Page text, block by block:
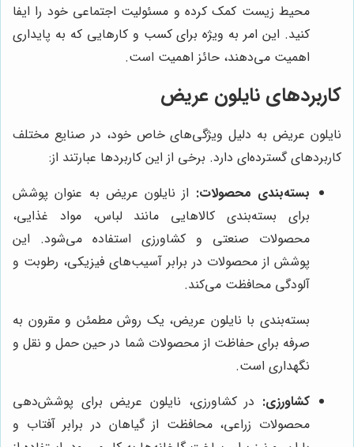
محیط زیست کمک کرده و مسئولیت اجتماعی خود را ایفا
کنید. این امر به ویژه برای کسب و کارهایی که به پایداری
اهمیت می‌دهند، حائز اهمیت است.
کاربردهای نایلون عریض
نایلون عریض به دلیل ویژگی‌های خاص خود، در صنایع مختلف
کاربردهای گسترده‌ای دارد. برخی از این کاربردها عبارتند از:
بسته‌بندی محصولات: از نایلون عریض به عنوان پوشش
برای بسته‌بندی کالاهایی مانند لباس، مواد غذایی،
محصولات صنعتی و کشاورزی استفاده می‌شود. این
پوشش از محصولات در برابر آسیب‌های فیزیکی، رطوبت و
آلودگی محافظت می‌کند.
بسته‌بندی با نایلون عریض، یک روش مطمئن و مقرون به
صرفه برای حفاظت از محصولات شما در حین حمل و نقل و
نگهداری است.
کشاورزی: در کشاورزی، نایلون عریض برای پوشش‌دهی
محصولات زراعی، محافظت از گیاهان در برابر آفتاب و